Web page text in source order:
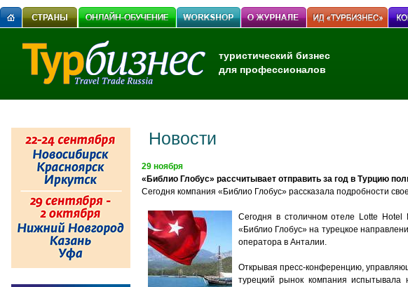
туристический бизнес
для профессионалов
Новости
29 ноября
«Библио Глобус» рассчитывает отправить за год в Турцию
Сегодня компания «Библио Глобус» рассказала подробности
Сегодня в столичном отеле Lotte Hotel
«Библио Глобус» на турецкое
оператора в Анталии.
Открывая пресс-конференцию,
турецкий рынок компания